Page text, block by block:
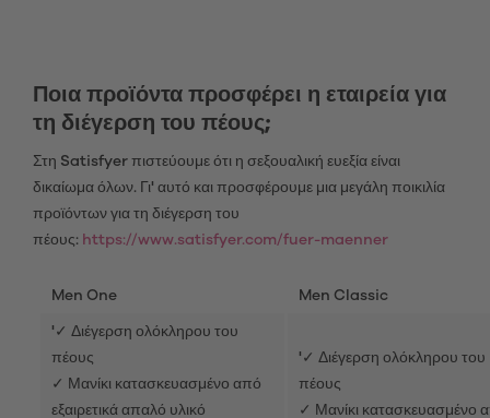
Ποια προϊόντα προσφέρει η εταιρεία για
τη διέγερση του πέους;
Στη Satisfyer πιστεύουμε ότι η σεξουαλική ευεξία είναι
δικαίωμα όλων. Γι' αυτό και προσφέρουμε μια μεγάλη ποικιλία
προϊόντων για τη διέγερση του
πέους: https://www.satisfyer.com/fuer-maenner
Men One Men Classic
'✓ Διέγερση ολόκληρου του
πέους
✓ Μανίκι κατασκευασμένο από
εξαιρετικά απαλό υλικό
'✓ Διέγερση ολόκληρου του
πέους
✓ Μανίκι κατασκευασμένο